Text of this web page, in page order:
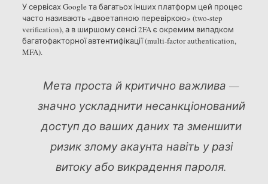
У сервісах Google та багатьох інших платформ цей процес
часто називають «двоетапною перевіркою» (two-step
verification), а в ширшому сенсі 2FA є окремим випадком
багатофакторної автентифікації (multi-factor authentication,
MFA).
Мета проста й критично важлива —
значно ускладнити несанкціонований
доступ до ваших даних та зменшити
ризик злому акаунта навіть у разі
витоку або викрадення пароля.